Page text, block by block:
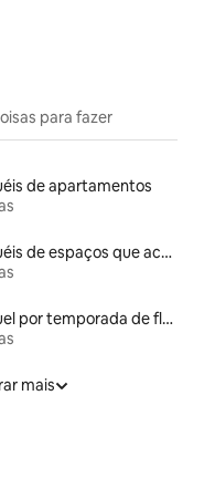
para fazer
de apartamentos
Aluguéis de espaços que aceitam animais de estimação
Aluguel por temporada de flats
mais